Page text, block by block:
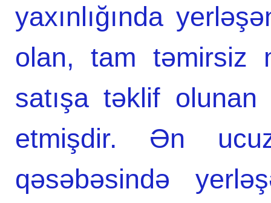
yaxınlığında
olan, tam təmirsiz
satışa təklif
etmişdir. Ən
qəsəbəsində